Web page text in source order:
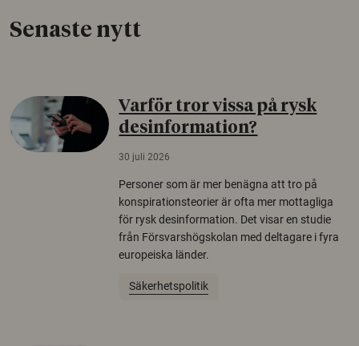
Senaste nytt
Varför tror vissa på rysk
desinformation?
30 juli 2026
Personer som är mer benägna att tro på
konspirationsteorier är ofta mer mottagliga
för rysk desinformation. Det visar en studie
från Försvarshögskolan med deltagare i fyra
europeiska länder.
Säkerhetspolitik